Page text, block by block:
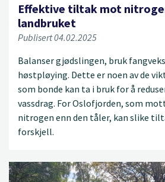
Effektive tiltak mot
landbruket
Publisert 04.02.2025
Balanser gjødslingen, bruk
høstpløying. Dette er noen av de
som bonde kan ta i bruk for å
vassdrag. For Oslofjorden, som
nitrogen enn den tåler, kan slike
forskjell.